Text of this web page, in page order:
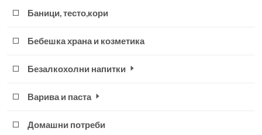
Баници, тесто,кори
Бебешка храна и козметика
Безалкохолни напитки
Варива и паста
Домашни потреби